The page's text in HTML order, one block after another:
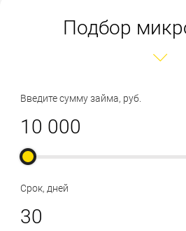
Подбор
Введите сумму займа, руб.
Срок, дней